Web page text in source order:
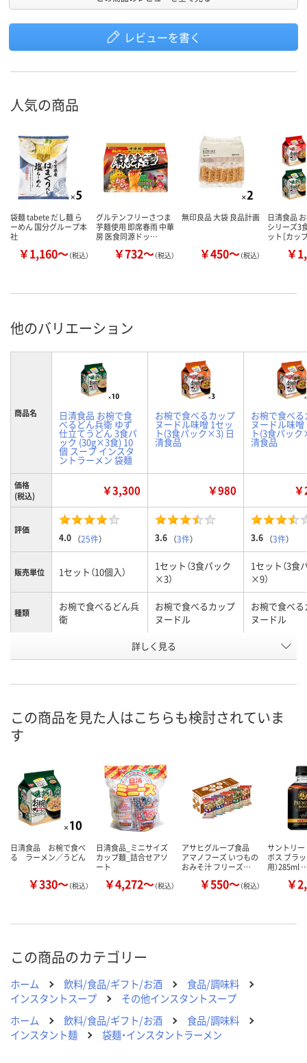
レビューを書く
人気の商品
袋麺 tabete だし麺 ら
ーめん 国分グループ本
社
￥1,160～（税込）
グルテンフリーさつま
芋麺使用 即席春雨 中華
房 医食同源ドッ…
￥732～（税込）
無印良品 大袋 良品計画
￥450～（税込）
日清食品
シリーズ3
ット［カ
￥
他のバリエーション
商品名 日清食品 お椀で食
べるどん兵衛 ゆず
仕立てうどん 3食パ
ック (30g×3食) 10
個 スープ インスタ
ントラーメン 袋麺
お椀で食べるカップ
ヌードル味噌 1セッ
ト(3食パック×3) 日
清食品
お椀で食べ
ヌードル味噌
ト(3食パッ
清食品
価格
(税込)
￥3,300 ￥980
評価
4.0 （25件） 3.6 （3件） 3.6 （3件）
販売単位 1セット（10個入）
1セット（3食パック
×3）
1セット（3食
×9）
種類
お椀で食べるどん兵
衛
お椀で食べるカップ
ヌードル
お椀で食べ
ヌードル
UW43410 UW43411
8月11日（火）
カゴへ カ
詳しく見る
この商品を見た人はこちらも検討されていま
す
日清食品 お椀で食べ
る ラーメン／うどん
￥330～（税込）
日清食品_ミニサイズ
カップ麺_詰合せアソ
ート
￥4,272～（税込）
アサヒグループ食品
アマノフーズ いつもの
おみそ汁 フリーズ…
￥550～（税込）
サントリ
ボス ブラッ
用）285ml
￥
この商品のカテゴリー
ホーム 飲料/食品/ギフト/お酒
食品/調味料
インスタントスープ
その他インスタントスープ
ホーム
飲料/食品/ギフト/お酒
食品/調味料
インスタント麺
袋麺・インスタントラーメン